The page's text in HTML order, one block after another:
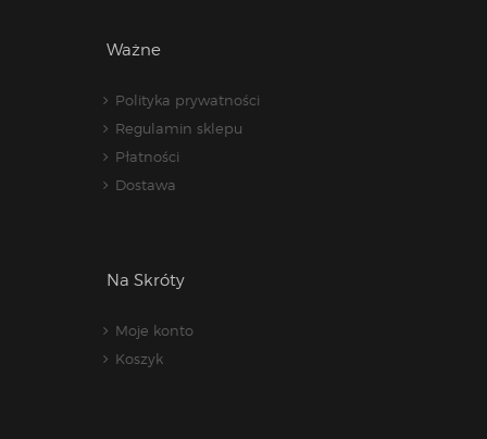
Ważne
Polityka prywatności
Regulamin sklepu
Płatności
Dostawa
Na Skróty
Moje konto
Koszyk